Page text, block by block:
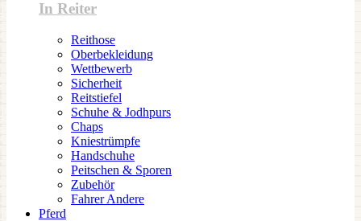
In Reiter
Reithose
Oberbekleidung
Wettbewerb
Sicherheit
Reitstiefel
Schuhe & Jodhpurs
Chaps
Kniestrümpfe
Handschuhe
Peitschen & Sporen
Zubehör
Fahrer Andere
Pferd